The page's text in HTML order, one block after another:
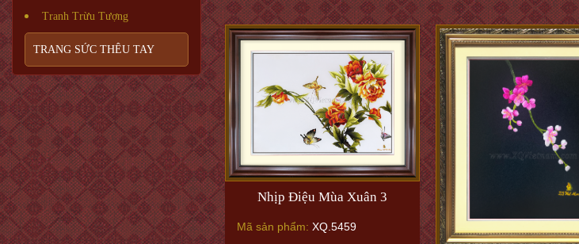
Tranh Trừu Tượng
TRANG SỨC THÊU TAY
Nhịp Điệu Mùa Xuân 3
Mã sản phẩm: XQ.5459